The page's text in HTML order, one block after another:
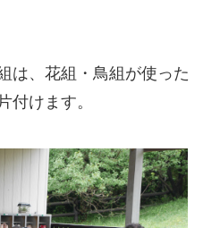
は、花組・鳥組が使った
付けます。